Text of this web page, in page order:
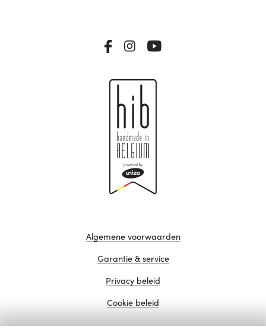
Algemene voorwaarden
Garantie & service
Privacy beleid
Cookie beleid